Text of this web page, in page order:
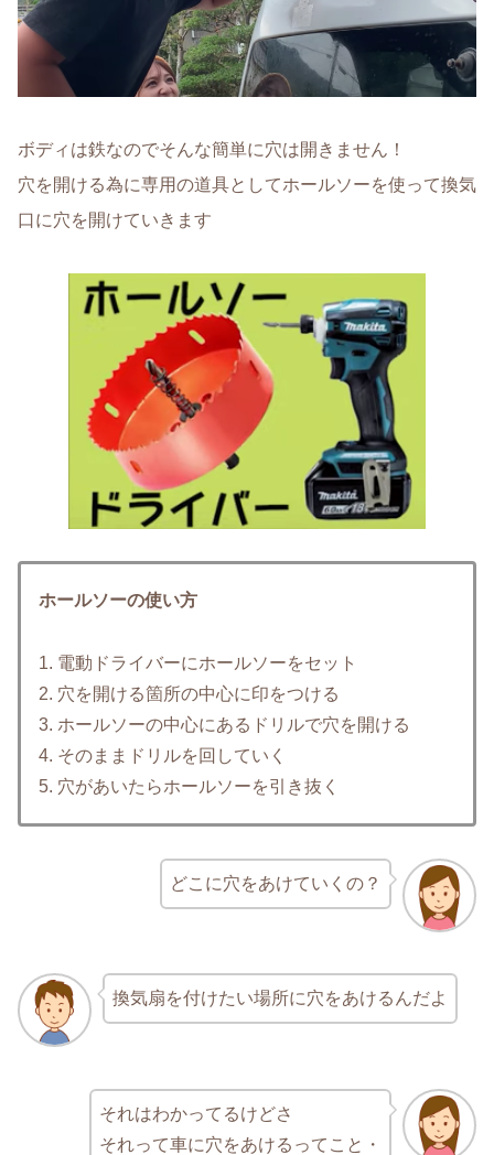
ボディは鉄なのでそんな簡単に穴は開きません！
穴を開ける為に専用の道具としてホールソーを使って換気
口に穴を開けていきます
ホールソーの使い方
1. 電動ドライバーにホールソーをセット
2. 穴を開ける箇所の中心に印をつける
3. ホールソーの中心にあるドリルで穴を開ける
4. そのままドリルを回していく
5. 穴があいたらホールソーを引き抜く
どこに穴をあけていくの？
換気扇を付けたい場所に穴をあけるんだよ
それはわかってるけどさ
それって車に穴をあけるってこと・